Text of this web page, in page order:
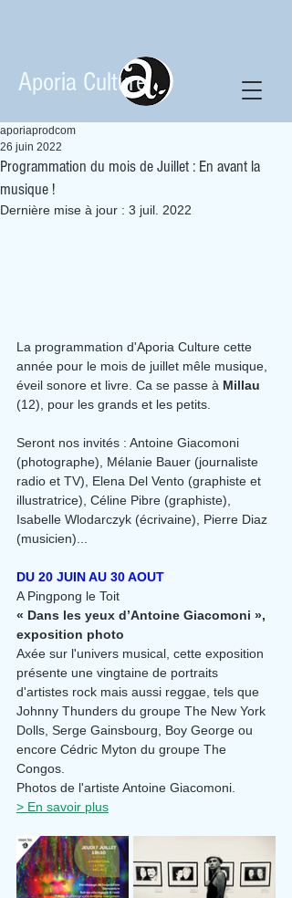
Aporia Culture
Programmation du mois de Juillet : En avant la
musique !
aporiaprodcom
26 juin 2022
Dernière mise à jour : 3 juil. 2022
La programmation d'Aporia Culture cette
année pour le mois de juillet mêle musique,
éveil sonore et livre. Ca se passe à Millau
(12), pour les grands et les petits.
Seront nos invités : Antoine Giacomoni
(photographe), Mélanie Bauer (journaliste
radio et TV), Elena Del Vento (graphiste et
illustratrice), Céline Pibre (graphiste),
Isabelle Wlodarczyk (écrivaine), Pierre Diaz
(musicien)...
DU 20 JUIN AU 30 AOUT
A Pingpong le Toit
« Dans les yeux d’Antoine Giacomoni »,
exposition photo
Axée sur l'univers musical, cette exposition
présente une vingtaine de portraits
d'artistes rock mais aussi reggae, tels que
Johnny Thunders du groupe The New York
Dolls, Serge Gainsbourg, Boy George ou
encore Cédric Myton du groupe The
Congos.
Photos de l'artiste Antoine Giacomoni.
> En savoir plus